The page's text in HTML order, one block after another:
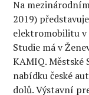
Na
2019)
elektromobilitu v
Studie má v
KAMIQ. Městské
nabídku české
dolů. Výstavní